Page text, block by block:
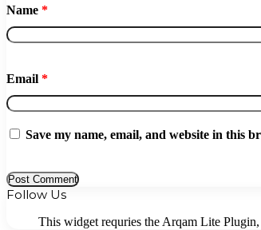
Name *
Email *
Save my name, email, and website in this
Follow Us
This widget requries the Arqam Lite